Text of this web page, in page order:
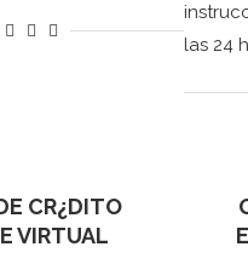
las 24
CR¿DITO
VIRTUAL